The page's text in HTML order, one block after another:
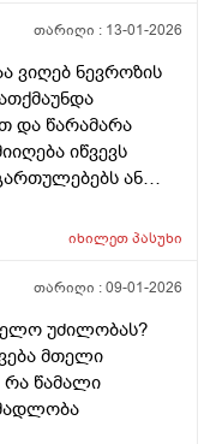
სინდრომი.
რომ საჯდომი
არ
მუშაობა,
ამ ტკივილებს,
მეწყენა და
ჩაყოლებაზე.
გამომწვევი
სწორი
არაა მხოლოდ,
ფეხს
თავისი
თარიღი : 13-01-2026
ვიღებ ნევროზის
და წარამარა
იწვევს
ან
დღით
ხოლმე
ცხვირში
ყელის ტკივილიდა
ხედვა წვა
უკვე
იხილეთპასუხი
თარიღი :09-01-2026
უძილობას?
მთელი
რა წამალი